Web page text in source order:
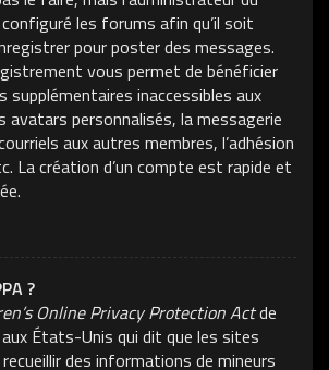
les forums afin qu’il soit
pour poster des messages.
vous permet de bénéficier
inaccessibles aux
avatars personnalisés, la messagerie
aux autres membres, l’adhésion
La création d’un compte est rapide et
?
Online Privacy Protection Actde
États-Unis qui dit que les sites
des informations de mineurs